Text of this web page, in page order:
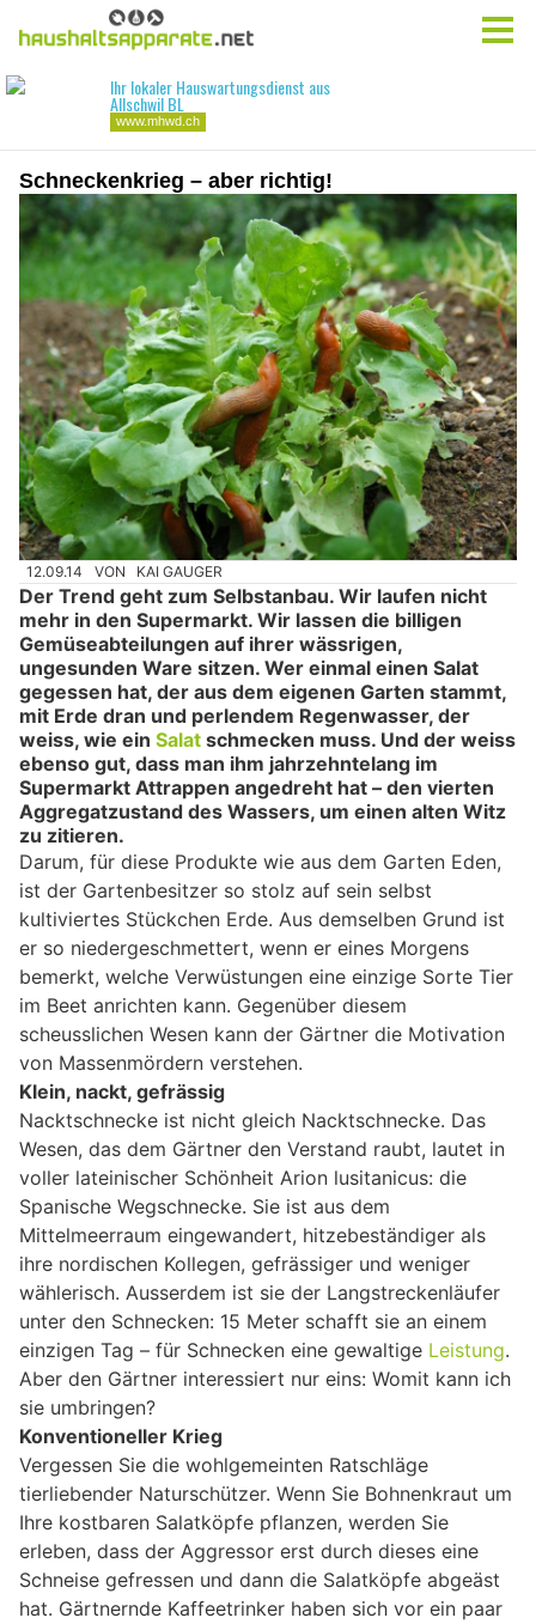
Schneckenkrieg – aber richtig!
12.09.14 VON KAI GAUGER
Der Trend geht zum Selbstanbau. Wir laufen nicht
mehr in den Supermarkt. Wir lassen die billigen
Gemüseabteilungen auf ihrer wässrigen,
ungesunden Ware sitzen. Wer einmal einen Salat
gegessen hat, der aus dem eigenen Garten stammt,
mit Erde dran und perlendem Regenwasser, der
weiss, wie ein Salat schmecken muss. Und der weiss
ebenso gut, dass man ihm jahrzehntelang im
Supermarkt Attrappen angedreht hat – den vierten
Aggregatzustand des Wassers, um einen alten Witz
zu zitieren.
Darum, für diese Produkte wie aus dem Garten Eden,
ist der Gartenbesitzer so stolz auf sein selbst
kultiviertes Stückchen Erde. Aus demselben Grund ist
er so niedergeschmettert, wenn er eines Morgens
bemerkt, welche Verwüstungen eine einzige Sorte Tier
im Beet anrichten kann. Gegenüber diesem
scheusslichen Wesen kann der Gärtner die Motivation
von Massenmördern verstehen.
Klein, nackt, gefrässig
Nacktschnecke ist nicht gleich Nacktschnecke. Das
Wesen, das dem Gärtner den Verstand raubt, lautet in
voller lateinischer Schönheit Arion lusitanicus: die
Spanische Wegschnecke. Sie ist aus dem
Mittelmeerraum eingewandert, hitzebeständiger als
ihre nordischen Kollegen, gefrässiger und weniger
wählerisch. Ausserdem ist sie der Langstreckenläufer
unter den Schnecken: 15 Meter schafft sie an einem
einzigen Tag – für Schnecken eine gewaltige Leistung.
Aber den Gärtner interessiert nur eins: Womit kann ich
sie umbringen?
Konventioneller Krieg
Vergessen Sie die wohlgemeinten Ratschläge
tierliebender Naturschützer. Wenn Sie Bohnenkraut um
Ihre kostbaren Salatköpfe pflanzen, werden Sie
erleben, dass der Aggressor erst durch dieses eine
Schneise gefressen und dann die Salatköpfe abgeäst
hat. Gärtnernde Kaffeetrinker haben sich vor ein paar